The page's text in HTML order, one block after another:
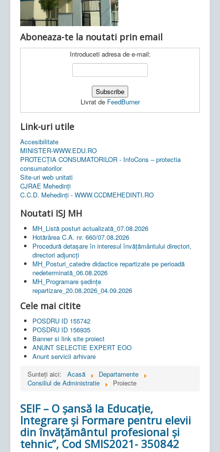
Aboneaza-te la noutati prin email
Introduceti adresa de e-mail:
Livrat de FeedBurner
Link-uri utile
Accesibilitate
MINISTER-WWW.EDU.RO
PROTECȚIA CONSUMATORILOR - InfoCons – protectia
consumatorilor
Site-uri web unitati
CJRAE Mehedinți
C.C.D. Mehedinţi - WWW.CCDMEHEDINTI.RO
Noutati ISJ MH
MH_Listă posturi actualizată_07.08.2026
Hotărârea C.A. nr. 660/07.08.2026
Procedură detașare în interesul învățământului directori,
directori adjuncți
MH_Posturi_catedre didactice repartizate pe perioadă
nedeterminată_06.08.2026
MH_Programare ședințe
repartizare_20.08.2026_04.09.2026
Cele mai citite
POSDRU ID 155742
POSDRU ID 156935
Banner si link site proiect
ANUNT SELECTIE EXPERT EOO
Anunt servicii arhivare
Sunteți aici:
Acasă
Departamente
Consiliul de Administratie
Proiecte
SEIF – O șansă la Educație,
Integrare și Formare pentru elevii
din învățământul profesional și
tehnic”, Cod SMIS2021- 350842